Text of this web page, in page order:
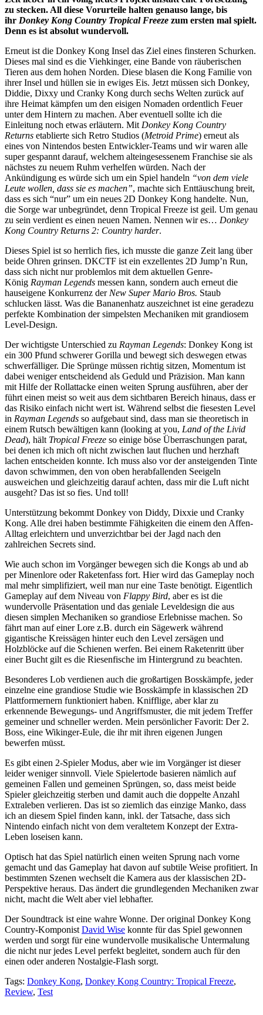
zu stecken. All diese Vorurteile halten genauso lange, bis
ihr Donkey Kong Country Tropical Freeze zum ersten mal spielt.
Denn es ist absolut wundervoll.
Erneut ist die Donkey Kong Insel das Ziel eines finsteren Schurken.
Dieses mal sind es die Viehkinger, eine Bande von räuberischen
Tieren aus dem hohen Norden. Diese blasen die Kong Familie von
ihrer Insel und hüllen sie in ewiges Eis. Jetzt müssen sich Donkey,
Diddie, Dixxy und Cranky Kong durch sechs Welten zurück auf
ihre Heimat kämpfen um den eisigen Nomaden ordentlich Feuer
unter dem Hintern zu machen. Aber eventuell sollte ich die
Einleitung noch etwas erläutern. Mit Donkey Kong Country
Returns etablierte sich Retro Studios (Metroid Prime) erneut als
eines von Nintendos besten Entwickler-Teams und wir waren alle
super gespannt darauf, welchem alteingesessenem Franchise sie als
nächstes zu neuem Ruhm verhelfen würden. Nach der
Ankündigung es würde sich um ein Spiel handeln “von dem viele
Leute wollen, dass sie es machen”, machte sich Enttäuschung breit,
dass es sich “nur” um ein neues 2D Donkey Kong handelte. Nun,
die Sorge war unbegründet, denn Tropical Freeze ist geil. Um genau
zu sein verdient es einen neuen Namen. Nennen wir es… Donkey
Kong Country Returns 2: Country harder.
Dieses Spiel ist so herrlich fies, ich musste die ganze Zeit lang über
beide Ohren grinsen. DKCTF ist ein exzellentes 2D Jump’n Run,
dass sich nicht nur problemlos mit dem aktuellen Genre-
König Rayman Legends messen kann, sondern auch erneut die
hauseigene Konkurrenz der New Super Mario Bros. Staub
schlucken lässt. Was die Bananenhatz auszeichnet ist eine geradezu
perfekte Kombination der simpelsten Mechaniken mit grandiosem
Level-Design.
Der wichtigste Unterschied zu Rayman Legends: Donkey Kong ist
ein 300 Pfund schwerer Gorilla und bewegt sich deswegen etwas
schwerfälliger. Die Sprünge müssen richtig sitzen, Momentum ist
dabei weniger entscheidend als Geduld und Präzision. Man kann
mit Hilfe der Rollattacke einen weiten Sprung ausführen, aber der
führt einen meist so weit aus dem sichtbaren Bereich hinaus, dass er
das Risiko einfach nicht wert ist. Während selbst die fiesesten Level
in Rayman Legends so aufgebaut sind, dass man sie theoretisch in
einem Rutsch bewältigen kann (looking at you, Land of the Livid
Dead), hält Tropical Freeze so einige böse Überraschungen parat,
bei denen ich mich oft nicht zwischen laut fluchen und herzhaft
lachen entscheiden konnte. Ich muss also vor der ansteigenden Tinte
davon schwimmen, den von oben herabfallenden Seeigeln
ausweichen und gleichzeitig darauf achten, dass mir die Luft nicht
ausgeht? Das ist so fies. Und toll!
Unterstützung bekommt Donkey von Diddy, Dixxie und Cranky
Kong. Alle drei haben bestimmte Fähigkeiten die einem den Affen-
Alltag erleichtern und unverzichtbar bei der Jagd nach den
zahlreichen Secrets sind.
Wie auch schon im Vorgänger bewegen sich die Kongs ab und ab
per Minenlore oder Raketenfass fort. Hier wird das Gameplay noch
mal mehr simplifiziert, weil man nur eine Taste benötigt. Eigentlich
Gameplay auf dem Niveau von Flappy Bird, aber es ist die
wundervolle Präsentation und das geniale Leveldesign die aus
diesen simplen Mechaniken so grandiose Erlebnisse machen. So
fährt man auf einer Lore z.B. durch ein Sägewerk während
gigantische Kreissägen hinter euch den Level zersägen und
Holzblöcke auf die Schienen werfen. Bei einem Raketenritt über
einer Bucht gilt es die Riesenfische im Hintergrund zu beachten.
Besonderes Lob verdienen auch die großartigen Bosskämpfe, jeder
einzelne eine grandiose Studie wie Bosskämpfe in klassischen 2D
Plattformernern funktioniert haben. Knifflige, aber klar zu
erkennende Bewegungs- und Angriffsmuster, die mit jedem Treffer
gemeiner und schneller werden. Mein persönlicher Favorit: Der 2.
Boss, eine Wikinger-Eule, die ihr mit ihren eigenen Jungen
bewerfen müsst.
Es gibt einen 2-Spieler Modus, aber wie im Vorgänger ist dieser
leider weniger sinnvoll. Viele Spielertode basieren nämlich auf
gemeinen Fallen und gemeinen Sprüngen, so, dass meist beide
Spieler gleichzeitig sterben und damit auch die doppelte Anzahl
Extraleben verlieren. Das ist so ziemlich das einzige Manko, dass
ich an diesem Spiel finden kann, inkl. der Tatsache, dass sich
Nintendo einfach nicht von dem veraltetem Konzept der Extra-
Leben loseisen kann.
Optisch hat das Spiel natürlich einen weiten Sprung nach vorne
gemacht und das Gameplay hat davon auf subtile Weise profitiert. In
bestimmten Szenen wechselt die Kamera aus der klassischen 2D-
Perspektive heraus. Das ändert die grundlegenden Mechaniken zwar
nicht, macht die Welt aber viel lebhafter.
Der Soundtrack ist eine wahre Wonne. Der original Donkey Kong
Country-Komponist David Wise konnte für das Spiel gewonnen
werden und sorgt für eine wundervolle musikalische Untermalung
die nicht nur jedes Level perfekt begleitet, sondern auch für den
einen oder anderen Nostalgie-Flash sorgt.
Tags: Donkey Kong, Donkey Kong Country: Tropical Freeze,
Review, Test